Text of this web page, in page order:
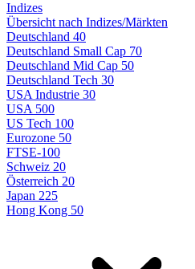
Indizes
Übersicht nach Indizes/Märkten
Deutschland 40
Deutschland Small Cap 70
Deutschland Mid Cap 50
Deutschland Tech 30
USA Industrie 30
USA 500
US Tech 100
Eurozone 50
FTSE-100
Schweiz 20
Österreich 20
Japan 225
Hong Kong 50